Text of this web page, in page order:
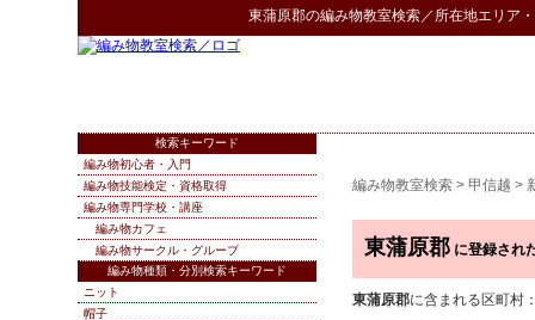
東蒲原郡の編み物教室検索／所在地エリア
編み物教室検索 > 甲信越 >
東蒲原郡 に登録され
東蒲原郡に含まれる区町村
検索キーワード
編み物初心者・入門
編み物技能検定・資格取得
編み物専門学校・講座
編み物カフェ
編み物サークル・グループ
編み物種類・分別検索キーワード
ニット
帽子